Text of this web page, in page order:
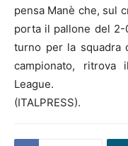
pensa Manè che, sul
porta il pallone del
turno per la squadra
campionato, ritrova
League.
(ITALPRESS).